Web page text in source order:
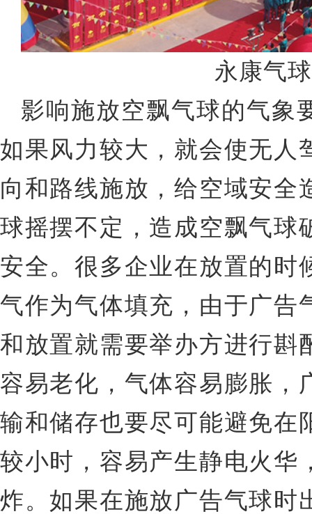
永康气
影响施放空飘气球的气象
如果风力较大，就会使无人
向和路线施放，给空域安全
球摇摆不定，造成空飘气球
安全。很多企业在放置的时
气作为气体填充， 由于广告
和放置就需要举办方进行斟
容易老化，气体容易膨胀，
输和储存也要尽可能避免在
较小时，容易产生静电火华
炸。如果在施放广告气球时